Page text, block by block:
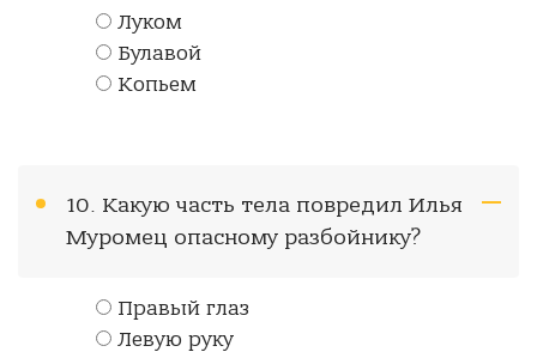
Луком
Булавой
Копьем
10. Какую часть тела повредил Илья
Муромец опасному разбойнику?
Правый глаз
Левую руку